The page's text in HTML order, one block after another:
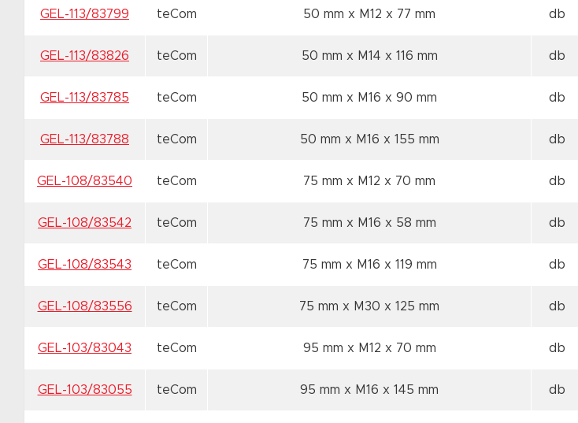
GEL-113/83799 teCom 50 mm x M12 x 77 mm db
GEL-113/83826 teCom 50 mm x M14 x 116 mm db
GEL-113/83785 teCom 50 mm x M16 x 90 mm db
GEL-113/83788 teCom 50 mm x M16 x 155 mm db
GEL-108/83540 teCom 75 mm x M12 x 70 mm db
GEL-108/83542 teCom 75 mm x M16 x 58 mm db
GEL-108/83543 teCom 75 mm x M16 x 119 mm db
GEL-108/83556 teCom 75 mm x M30 x 125 mm db
GEL-103/83043 teCom 95 mm x M12 x 70 mm db
GEL-103/83055 teCom 95 mm x M16 x 145 mm db